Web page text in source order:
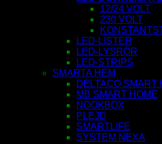
12/24 VOLT
230 VOLT
LED-LISTER
LED-LYSRÖR
LED-STRIPS
SMARTA HEM
DELTACO SMART
MB SMART HOME
NOOKBOX
PLEJD
SMARTLIFE
SYSTEM NEXA